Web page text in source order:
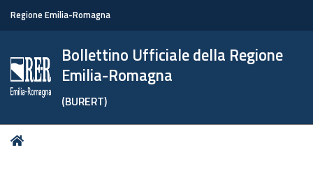
Regione Emilia-Romagna
Bollettino Ufficiale della Regione
Emilia-Romagna
(BURERT)
Tu